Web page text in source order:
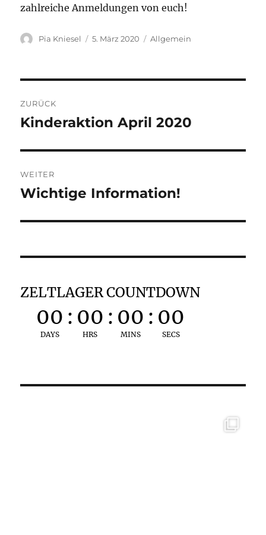
zahlreiche Anmeldungen von euch!
Autor
Pia Kniesel
Veröffentlicht
5. März 2020 Kategorien
Allgemein
ZURÜCK
Vorheriger
Kinderaktion April 2020
WEITER
Nächster
Wichtige Information!
ZELTLAGER COUNTDOWN
00
DAYS
: 00
HRS
: 00
MINS
: 00
SECS